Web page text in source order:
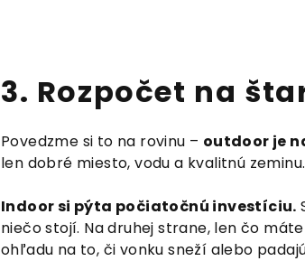
3. Rozpočet na
Povedzme si to na rovinu – outdoor je
len dobré miesto, vodu a kvalitnú
Indoor si pýta počiatočnú investíciu.
niečo stojí. Na druhej strane, len čo
ohľadu na to, či vonku sneží alebo